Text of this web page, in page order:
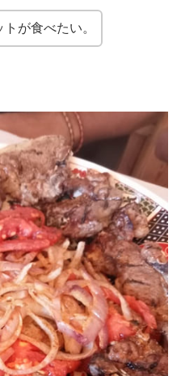
が食べたい。